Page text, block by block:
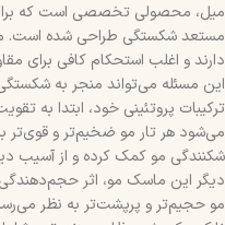
میل، محصولی تخصصی است که برای
مستعد شکستگی طراحی شده است.
دارند و اغلب استحکام کافی برای
این مسئله می‌تواند منجر به
ترکیبات پروتئینی خود، ابتدا به
می‌شود هر تار مو ضخیم‌تر و قوی‌تر
شکنندگی مو کمک کرده و از آسیب
دیگر این ماسک مو، اثر حجم‌دهندگی
مو حجیم‌تر و پرپشت‌تر به نظر